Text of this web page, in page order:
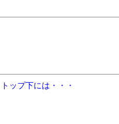
ップ下には・・・